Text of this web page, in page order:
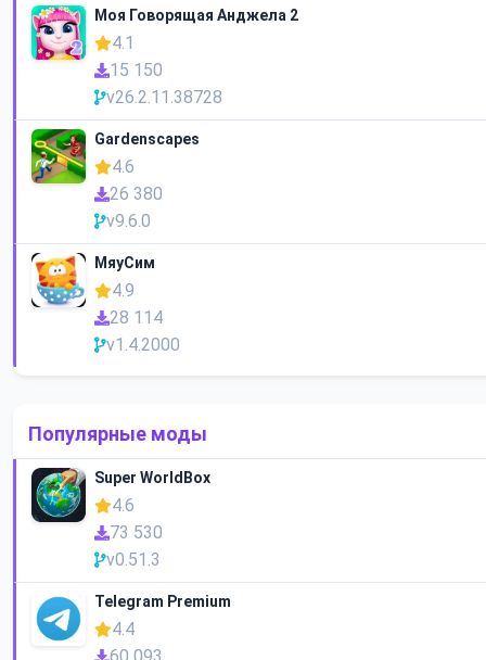
Моя Говорящая Анджела 2
4.1
15 150
v26.2.11.38728
Gardenscapes
4.6
26 380
v9.6.0
МяуСим
4.9
28 114
v1.4.2000
Популярные моды
Super WorldBox
4.6
73 530
v0.51.3
Telegram Premium
4.4